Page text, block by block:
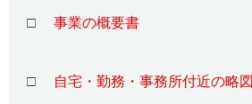
□ 事業の概要書
□ 自宅・勤務・事務所付近の略図